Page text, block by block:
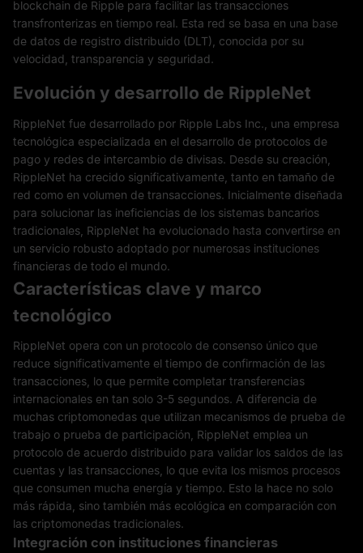
blockchain de Ripple para facilitar las transacciones
transfronterizas en tiempo real. Esta red se basa en una base
de datos de registro distribuido (DLT), conocida por su
velocidad, transparencia y seguridad.
Evolución y desarrollo de RippleNet
RippleNet fue desarrollado por Ripple Labs Inc., una empresa
tecnológica especializada en el desarrollo de protocolos de
pago y redes de intercambio de divisas. Desde su creación,
RippleNet ha crecido significativamente, tanto en tamaño de
red como en volumen de transacciones. Inicialmente diseñada
para solucionar las ineficiencias de los sistemas bancarios
tradicionales, RippleNet ha evolucionado hasta convertirse en
un servicio robusto adoptado por numerosas instituciones
financieras de todo el mundo.
Características clave y marco
tecnológico
RippleNet opera con un protocolo de consenso único que
reduce significativamente el tiempo de confirmación de las
transacciones, lo que permite completar transferencias
internacionales en tan solo 3-5 segundos. A diferencia de
muchas criptomonedas que utilizan mecanismos de prueba de
trabajo o prueba de participación, RippleNet emplea un
protocolo de acuerdo distribuido para validar los saldos de las
cuentas y las transacciones, lo que evita los mismos procesos
que consumen mucha energía y tiempo. Esto la hace no solo
más rápida, sino también más ecológica en comparación con
las criptomonedas tradicionales.
Integración con instituciones financieras